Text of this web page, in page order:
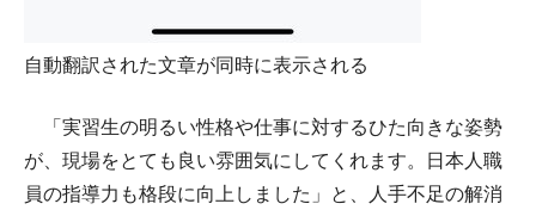
自動翻訳された文章が同時に表示される
「実習生の明るい性格や仕事に対するひた向きな姿勢
が、現場をとても良い雰囲気にしてくれます。日本人職
員の指導力も格段に向上しました」と、人手不足の解消